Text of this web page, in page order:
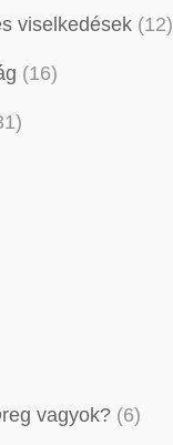
viselkedések (12)
(16)
vagyok? (6)